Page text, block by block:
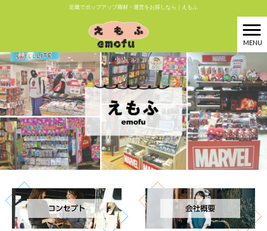
近畿でポップアップ商材・運営をお探しなら｜えもふ
MENU